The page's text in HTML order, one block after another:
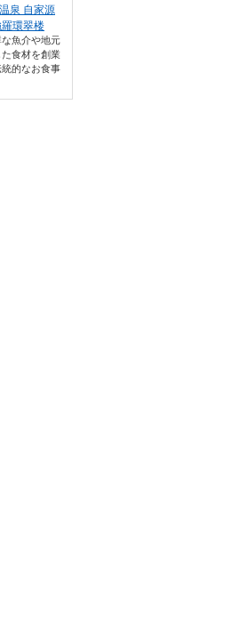
泉 自家源
環翠楼
魚介や地元
食材を創業
的なお食事